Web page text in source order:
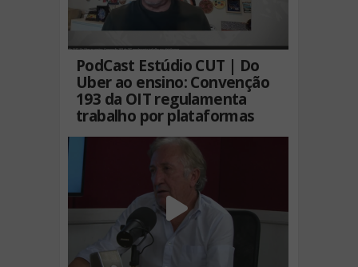
PodCast Estúdio CUT | Do
Uber ao ensino: Convenção
193 da OIT regulamenta
trabalho por plataformas